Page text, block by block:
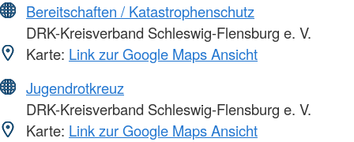
Bereitschaften / Katastrophenschutz
DRK-Kreisverband Schleswig-Flensburg e. V.
Karte: Link zur Google Maps Ansicht
Jugendrotkreuz
DRK-Kreisverband Schleswig-Flensburg e. V.
Karte: Link zur Google Maps Ansicht